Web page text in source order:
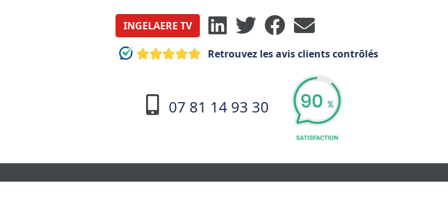
INGELAERE TV
Retrouvez les avis clients contrôlés
07 81 14 93 30